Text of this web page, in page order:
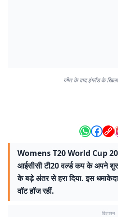
जीत के बाद इंग्लैंड के
Womens T20 World Cup
आईसीसी टी20 वर्ल्ड कप के अपने
के बड़े अंतर से हरा दिया. इस
वॉट हॉज रहीं.
विज्ञापन